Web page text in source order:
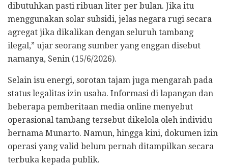
dibutuhkan pasti ribuan liter per bulan. Jika itu
menggunakan solar subsidi, jelas negara rugi secara
agregat jika dikalikan dengan seluruh tambang
ilegal,” ujar seorang sumber yang enggan disebut
namanya, Senin (15/6/2026).
Selain isu energi, sorotan tajam juga mengarah pada
status legalitas izin usaha. Informasi di lapangan dan
beberapa pemberitaan media online menyebut
operasional tambang tersebut dikelola oleh individu
bernama Munarto. Namun, hingga kini, dokumen izin
operasi yang valid belum pernah ditampilkan secara
terbuka kepada publik.